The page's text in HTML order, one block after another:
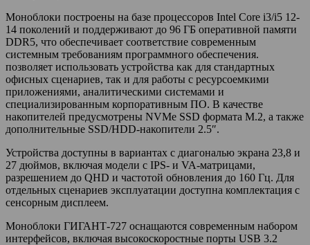
Моноблоки построены на базе процессоров Intel Core i3/i5 12-
14 поколений и поддерживают до 96 ГБ оперативной памяти
DDR5, что обеспечивает соответствие современным
системным требованиям программного обеспечения.
позволяет использовать устройства как для стандартных
офисных сценариев, так и для работы с ресурсоемкими
приложениями, аналитическими системами и
специализированным корпоративным ПО. В качестве
накопителей предусмотрены NVMe SSD формата M.2, а также
дополнительные SSD/HDD-накопители 2.5″.
Устройства доступны в вариантах с диагональю экрана 23,8 и
27 дюймов, включая модели с IPS- и VA-матрицами,
разрешением до QHD и частотой обновления до 160 Гц. Для
отдельных сценариев эксплуатации доступна комплектация с
сенсорным дисплеем.
Моноблоки ГИГАНТ-727 оснащаются современным набором
интерфейсов, включая высокоскоростные порты USB 3.2